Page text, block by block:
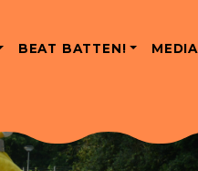
BEAT BATTEN! MEDIA